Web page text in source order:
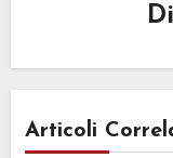
Di
Articoli